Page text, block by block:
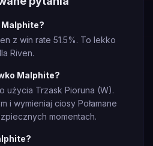
Malphite?
z win rate 51.5%. To lekko
Riven.
Malphite?
użycia Trzask Pioruna (W).
i wymieniaj ciosy Połamane
momentach.